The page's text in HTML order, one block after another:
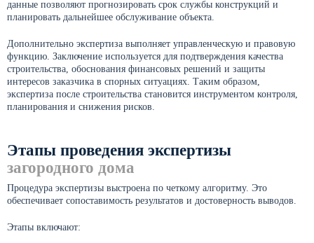
данные позволяют прогнозировать срок службы конструкций и
планировать дальнейшее обслуживание объекта.
Дополнительно экспертиза выполняет управленческую и правовую
функцию. Заключение используется для подтверждения качества
строительства, обоснования финансовых решений и защиты
интересов заказчика в спорных ситуациях. Таким образом,
экспертиза после строительства становится инструментом контроля,
планирования и снижения рисков.
Этапы проведения экспертизы
загородного дома
Процедура экспертизы выстроена по четкому алгоритму. Это
обеспечивает сопоставимость результатов и достоверность выводов.
Этапы включают: